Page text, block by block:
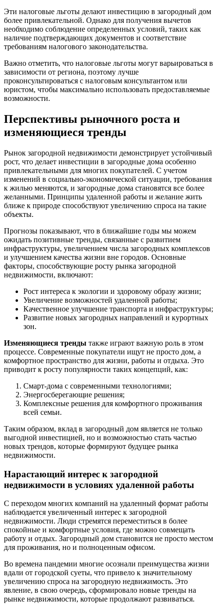
Эти налоговые льготы делают инвестицию в загородный дом
более привлекательной. Однако для получения вычетов
необходимо соблюдение определенных условий, таких как
наличие подтверждающих документов и соответствие
требованиям налогового законодательства.
Важно отметить, что налоговые льготы могут варьироваться в
зависимости от региона, поэтому лучше
проконсультироваться с налоговым консультантом или
юристом, чтобы максимально использовать предоставляемые
возможности.
Перспективы рыночного роста и
изменяющиеся тренды
Рынок загородной недвижимости демонстрирует устойчивый
рост, что делает инвестиции в загородные дома особенно
привлекательными для многих покупателей. С учетом
изменений в социально-экономической ситуации, требования
к жилью меняются, и загородные дома становятся все более
желанными. Принципы удаленной работы и желание жить
ближе к природе способствуют увеличению спроса на такие
объекты.
Прогнозы показывают, что в ближайшие годы мы можем
ожидать позитивные тренды, связанные с развитием
инфраструктуры, увеличением числа загородных комплексов
и улучшением качества жизни вне городов. Основные
факторы, способствующие росту рынка загородной
недвижимости, включают:
Рост интереса к экологии и здоровому образу жизни;
Увеличение возможностей удаленной работы;
Качественное улучшение транспорта и инфраструктуры;
Развитие новых загородных направлений и курортных
зон.
Изменяющиеся тренды также играют важную роль в этом
процессе. Современные покупатели ищут не просто дом, а
комфортное пространство для жизни, работы и отдыха. Это
приводит к росту популярности таких концепций, как:
Смарт-дома с современными технологиями;
Энергосберегающие решения;
Комплексные решения для комфортного проживания
всей семьи.
Таким образом, вклад в загородный дом является не только
выгодной инвестицией, но и возможностью стать частью
новых трендов, которые формируют будущее рынка
недвижимости.
Нарастающий интерес к загородной
недвижимости в условиях удаленной работы
С переходом многих компаний на удаленный формат работы
наблюдается увеличенный интерес к загородной
недвижимости. Люди стремятся переместиться в более
спокойные и комфортные условия, где можно совмещать
работу и отдых. Загородный дом становится не просто местом
для проживания, но и полноценным офисом.
Во времена пандемии многие осознали преимущества жизни
вдали от городской суеты, что привело к значительному
увеличению спроса на загородную недвижимость. Это
явление, в свою очередь, сформировало новые тренды на
рынке недвижимости, которые продолжают развиваться.